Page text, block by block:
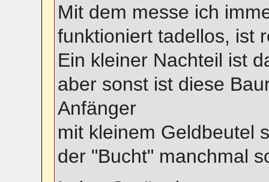
Mit dem messe ich
funktioniert tadellos, ist
Ein kleiner Nachteil ist
aber sonst ist diese
Anfänger
mit kleinem Geldbeutel
der "Bucht" manchmal